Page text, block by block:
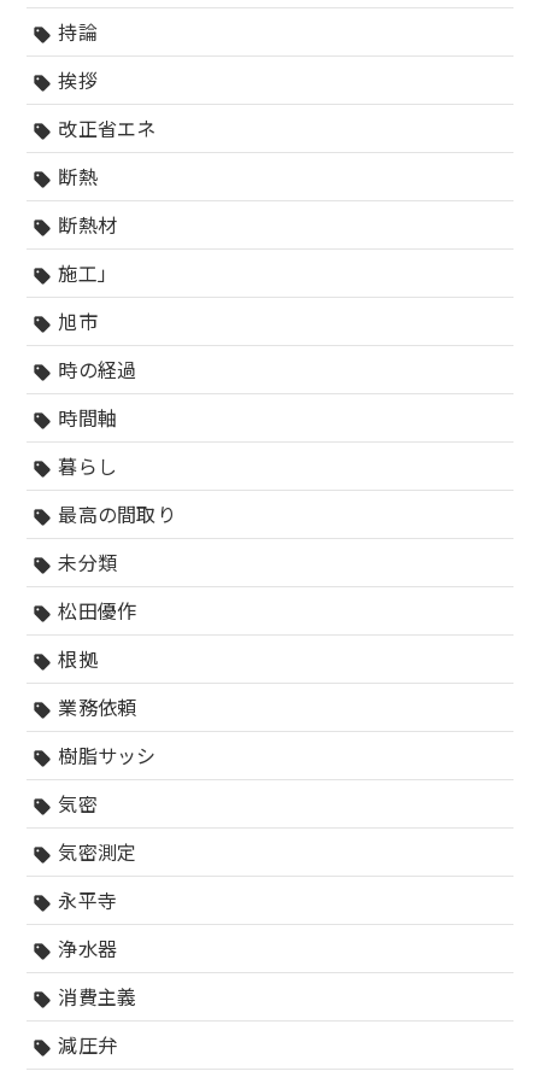
sell 持論
sell 挨拶
sell 改正省エネ
sell 断熱
sell 断熱材
sell 施工」
sell 旭市
sell 時の経過
sell 時間軸
sell 暮らし
sell 最高の間取り
sell 未分類
sell 松田優作
sell 根拠
sell 業務依頼
sell 樹脂サッシ
sell 気密
sell 気密測定
sell 永平寺
sell 浄水器
sell 消費主義
sell 減圧弁